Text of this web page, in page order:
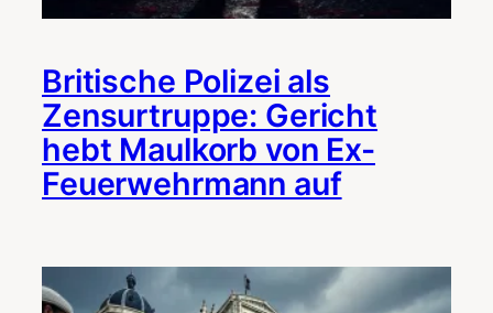
Britische Polizei als
Zensurtruppe: Gericht
hebt Maulkorb von Ex-
Feuerwehrmann auf